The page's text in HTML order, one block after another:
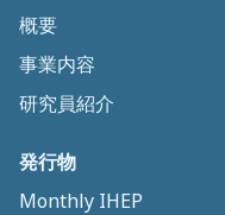
概要
事業内容
研究員紹介
発行物
Monthly IHEP